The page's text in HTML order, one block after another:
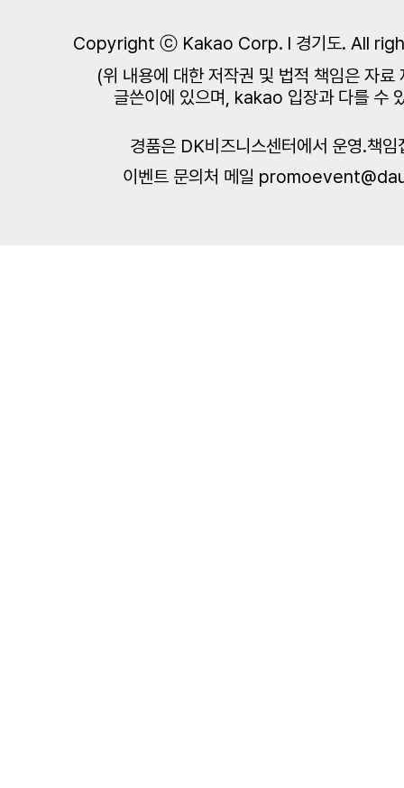
Copyright ⓒ Kakao Corp. l 경기도. All
(위 내용에 대한 저작권 및 법적 책임은 자료
글쓴이에 있으며, kakao 입장과 다를 수
경품은 DK비즈니스센터에서 운영.책임
이벤트 문의처 메일